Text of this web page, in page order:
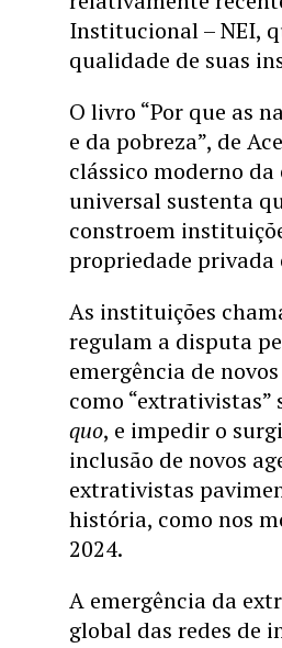
Institucional – NEI,
qualidade de suas
O livro “Por que as
e da pobreza”, de
clássico moderno da
universal sustenta
constroem
propriedade privada
As instituições
regulam a disputa
emergência de
como
quo, e impedir o
inclusão de novos
extrativistas
história, como nos
2024.
A emergência da
global das redes de